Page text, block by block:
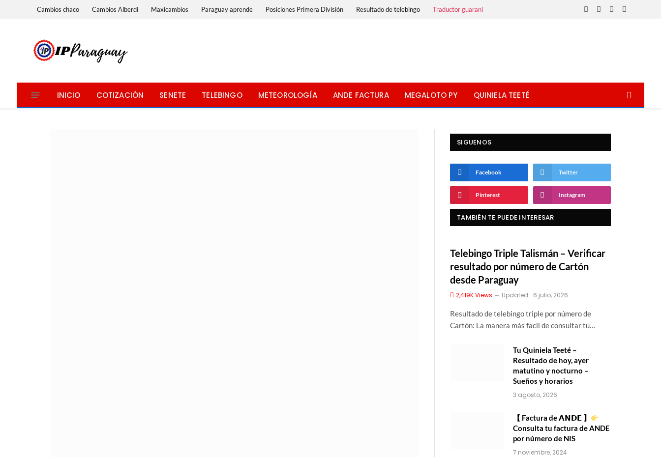
Cambios chaco Cambios Alberdi Maxicambios Paraguay aprende Posiciones Primera División Resultado de telebingo Traductor guaraní
Facebook
X
InstagramWhatsApp
INICIO COTIZACIÓN SENETE TELEBINGO METEOROLOGÍA ANDE FACTURA MEGALOTO PY QUINIELA TEETÉ
SIGUENOS
Facebook Twitter
Pinterest Instagram
TAMBIÉN TE PUEDE INTERESAR
Telebingo Triple Talismán – Verificar
resultado por número de Cartón
desde Paraguay
2,419KViews Updated: 6 julio, 2026
Resultado de telebingo triple por número de
Cartón: La manera más facil de consultar tu…
Tu Quiniela Teeté –
Resultado de hoy, ayer
matutino y nocturno –
Sueños y horarios
3 agosto, 2026
【 Factura de 𝗔𝗡𝗗𝗘 】
Consulta tu factura de ANDE
por número de NIS
7 noviembre, 2024